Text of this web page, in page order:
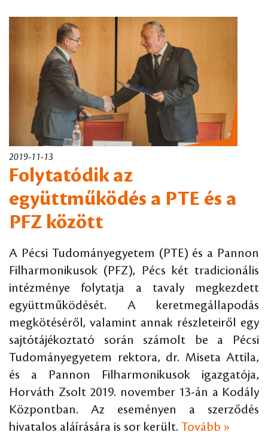
2019-11-13
Folytatódik az
együttműködés a PTE és a
PFZ között
A Pécsi Tudományegyetem (PTE) és a Pannon
Filharmonikusok (PFZ), Pécs két tradicionális
intézménye folytatja a tavaly megkezdett
együttműködését. A keretmegállapodás
megkötéséről, valamint annak részleteiről egy
sajtótájékoztató során számolt be a Pécsi
Tudományegyetem rektora, dr. Miseta Attila,
és a Pannon Filharmonikusok igazgatója,
Horváth Zsolt 2019. november 13-án a Kodály
Központban. Az eseményen a szerződés
hivatalos aláírására is sor került. Tovább »